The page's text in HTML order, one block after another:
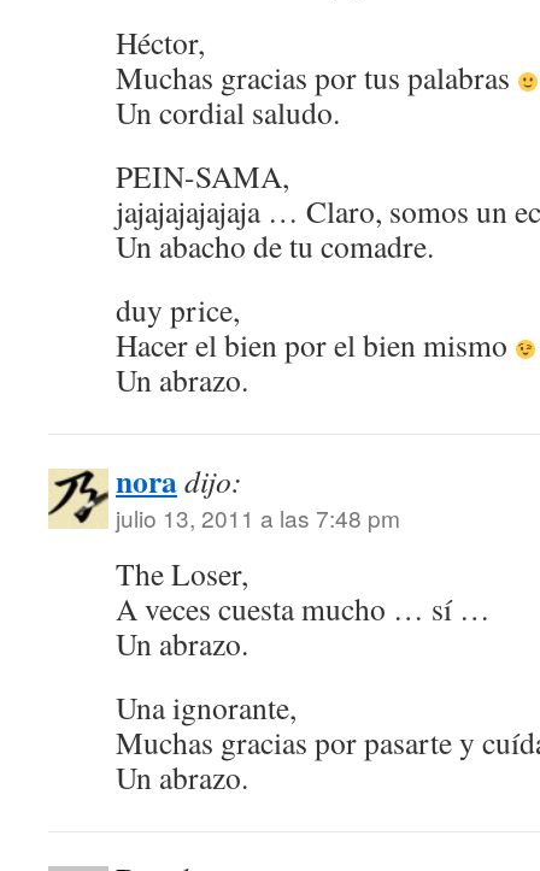
Héctor,
Muchas gracias por tus palabras
Un cordial saludo.
PEIN-SAMA,
jajajajajajaja … Claro, somos un
Un abacho de tu comadre.
duy price,
Hacer el bien por el bien mismo
Un abrazo.
noradijo:
julio 13, 2011 a las 7:48 pm
The Loser,
A veces cuesta mucho … sí …
Un abrazo.
Una ignorante,
Muchas gracias por pasarte y
Un abrazo.